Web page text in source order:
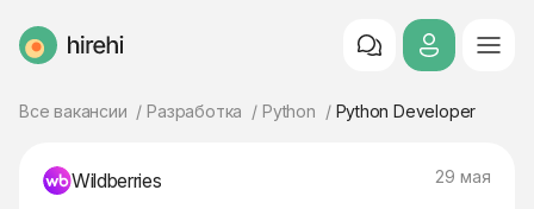
HireHi
Все вакансии Разработка Python Python Developer
Wildberries 29 мая